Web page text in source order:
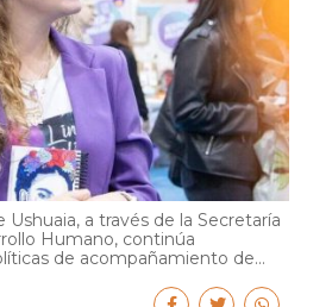
Ushuaia, a través de la Secretaría
Humano, continúa
de acompañamiento de...